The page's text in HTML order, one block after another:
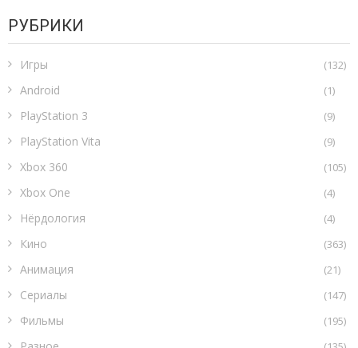
РУБРИКИ
Игры (132)
Android (1)
PlayStation 3 (9)
PlayStation Vita (9)
Xbox 360 (105)
Xbox One (4)
Нёрдология (4)
Кино (363)
Анимация (21)
Сериалы (147)
Фильмы (195)